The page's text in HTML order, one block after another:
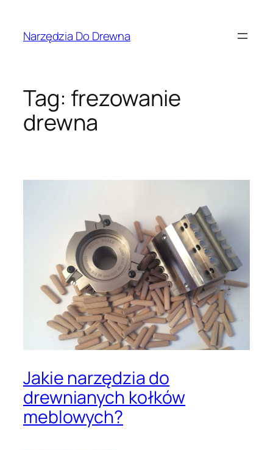
treściNarzędzia Do Drewna
Tag: frezowanie
drewna
Jakie narzędzia do
drewnianych kołków
meblowych?